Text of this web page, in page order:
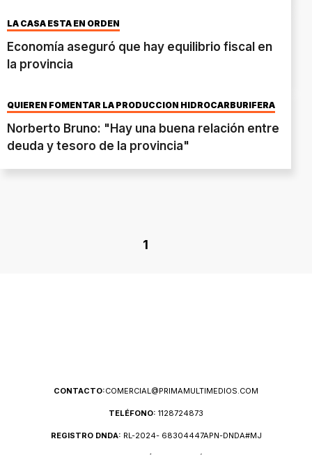
LA CASA ESTÁ EN ORDEN
Economía aseguró que hay equilibrio fiscal en
la provincia
QUIEREN FOMENTAR LA PRODUCCIÓN HIDROCARBURÍFERA
Norberto Bruno: "Hay una buena relación entre
deuda y tesoro de la provincia"
1
CONTACTO:COMERCIAL@PRIMAMULTIMEDIOS.COM
TELÉFONO: 1128724873
REGISTRO DNDA: RL-2024- 68304447APN-DNDA#MJ